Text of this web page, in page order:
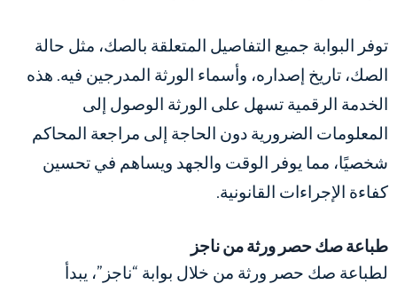
توفر البوابة جميع التفاصيل المتعلقة بالصك، مثل حالة
الصك، تاريخ إصداره، وأسماء الورثة المدرجين فيه. هذه
الخدمة الرقمية تسهل على الورثة الوصول إلى
المعلومات الضرورية دون الحاجة إلى مراجعة المحاكم
شخصيًا، مما يوفر الوقت والجهد ويساهم في تحسين
كفاءة الإجراءات القانونية.
طباعة صك حصر ورثة من ناجز
لطباعة صك حصر ورثة من خلال بوابة “ناجز”، يبدأ